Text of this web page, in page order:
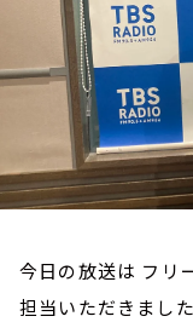
今日の放送は フリ
担当いただきました